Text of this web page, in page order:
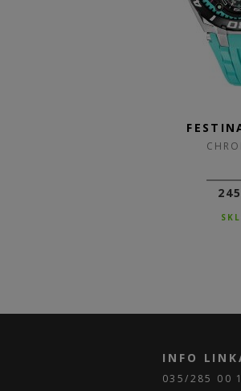
INFO
035/285 00